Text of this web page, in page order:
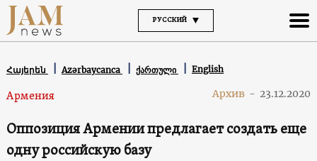
РУССКИЙ
Հայերեն Azərbaycanca ქართული English
Армения Архив - 23.12.2020
Оппозиция Армении предлагает создать еще
одну российскую базу